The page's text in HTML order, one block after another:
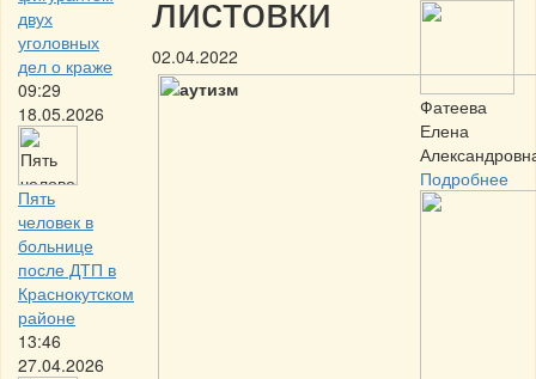
двух
уголовных
дел о краже
09:29
18.05.2026
Пять
человек в
больнице
после ДТП в
Краснокутском
районе
13:46
27.04.2026
02.04.2022
Фатеева
Елена
Подробнее